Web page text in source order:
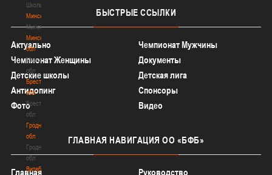
Школы
Минск
Минск
Минская
обл
Минская
обл
Брестская
обл
Брестская
обл
Гродненская
обл
Гродненская
обл
Витебская
БЫСТРЫЕ ССЫЛКИ
Актуально
Чемпионат Мужчины
Чемпионат Женщины
Документы
Детские школы
Детская лига
Антидопинг
Спонсоры
Фото
Видео
ГЛАВНАЯ НАВИГАЦИЯ ОО «БФБ»
Главная
Руководство